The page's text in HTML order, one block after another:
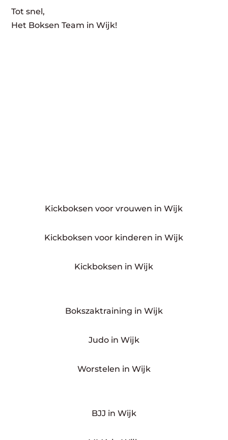
Tot snel,
Het Boksen Team in Wijk!
Kickboksen voor vrouwen in Wijk
Kickboksen voor kinderen in Wijk
Kickboksen in Wijk
Bokszaktraining in Wijk
Judo in Wijk
Worstelen in Wijk
BJJ in Wijk